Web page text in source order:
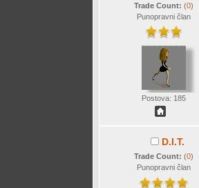
Trade Count:(0)
Punopravni član
Postova: 185
D.I.T.
Trade Count:(0)
Punopravni član